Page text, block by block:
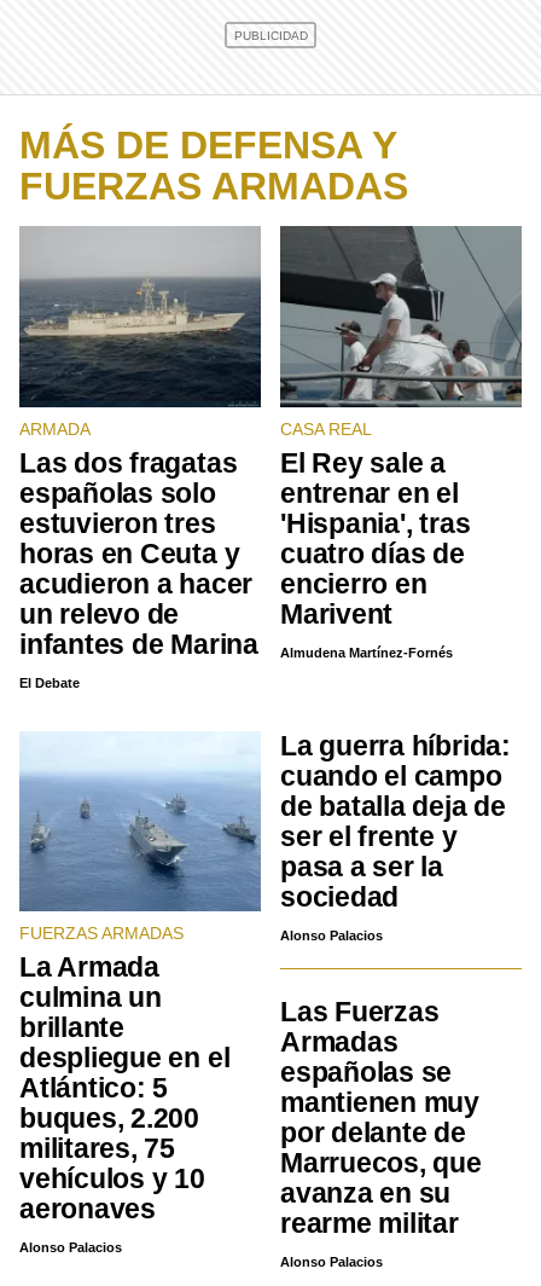
MÁS DE DEFENSA Y
FUERZAS ARMADAS
ARMADA
Las dos fragatas
españolas solo
estuvieron tres
horas en Ceuta y
acudieron a hacer
un relevo de
infantes de Marina
El Debate
CASA REAL
El Rey sale a
entrenar en el
'Hispania', tras
cuatro días de
encierro en
Marivent
Almudena Martínez-Fornés
FUERZAS ARMADAS
La Armada
culmina un
brillante
despliegue en el
Atlántico: 5
buques, 2.200
militares, 75
vehículos y 10
aeronaves
Alonso Palacios
La guerra híbrida:
cuando el campo
de batalla deja de
ser el frente y
pasa a ser la
sociedad
Alonso Palacios
Las Fuerzas
Armadas
españolas se
mantienen muy
por delante de
Marruecos, que
avanza en su
rearme militar
Alonso Palacios